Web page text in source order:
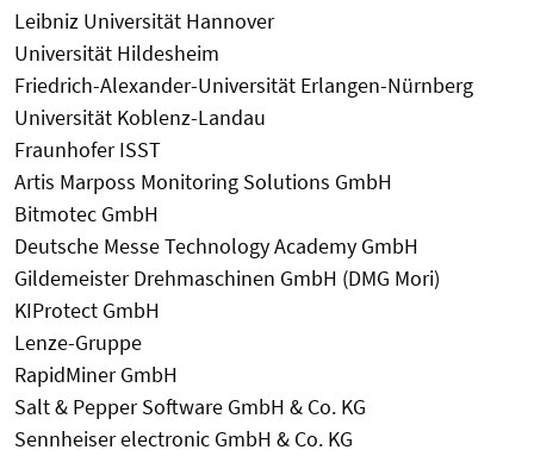
Leibniz Universität Hannover
Universität Hildesheim
Friedrich-Alexander-Universität Erlangen-Nürnberg
Universität Koblenz-Landau
Fraunhofer ISST
Artis Marposs Monitoring Solutions GmbH
Bitmotec GmbH
Deutsche Messe Technology Academy GmbH
Gildemeister Drehmaschinen GmbH (DMG Mori)
KIProtect GmbH
Lenze-Gruppe
RapidMiner GmbH
Salt & Pepper Software GmbH & Co. KG
Sennheiser electronic GmbH & Co. KG